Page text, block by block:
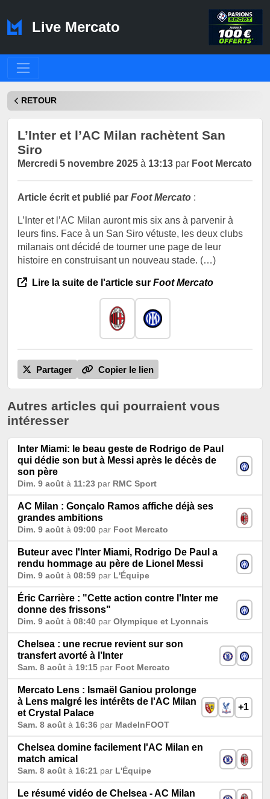
Live Mercato
RETOUR
L’Inter et l’AC Milan rachètent San
Siro
Mercredi 5 novembre 2025 à 13:13 par Foot Mercato
Article écrit et publié par Foot Mercato :
L’Inter et l’AC Milan auront mis six ans à parvenir à
leurs fins. Face à un San Siro vétuste, les deux clubs
milanais ont décidé de tourner une page de leur
histoire en construisant un nouveau stade. (…)
Lire la suite de l'article sur Foot Mercato
Partager Copier le lien
Autres articles qui pourraient vous
intéresser
Inter Miami: le beau geste de Rodrigo de Paul
qui dédie son but à Messi après le décès de
son père
Dim. 9 août à 11:23 par RMC Sport
AC Milan : Gonçalo Ramos affiche déjà ses
grandes ambitions
Dim. 9 août à 09:00 par Foot Mercato
Buteur avec l'Inter Miami, Rodrigo De Paul a
rendu hommage au père de Lionel Messi
Dim. 9 août à 08:59 par L'Équipe
Éric Carrière : "Cette action contre l'Inter me
donne des frissons"
Dim. 9 août à 08:40 par Olympique et Lyonnais
Chelsea : une recrue revient sur son
transfert avorté à l’Inter
Sam. 8 août à 19:15 par Foot Mercato
Mercato Lens : Ismaël Ganiou prolonge
à Lens malgré les intérêts de l'AC Milan
et Crystal Palace
Sam. 8 août à 16:36 par MadeInFOOT
+1
Chelsea domine facilement l'AC Milan en
match amical
Sam. 8 août à 16:21 par L'Équipe
Le résumé vidéo de Chelsea - AC Milan